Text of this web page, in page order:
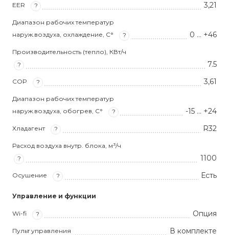
EER ? 3,21
Диапазон рабочих температур
наруж.воздуха, охлаждение, С°
? 0 … +46
Производительность (тепло), КВт/ч
?
7.5
COP ? 3,61
Диапазон рабочих температур
наруж.воздуха, обогрев, С°
? -15 … +24
Хладагент ? R32
Расход воздуха внутр. блока, м³/ч
?
1100
Осушение ? Есть
Управление и функции
Wi-fi ? Опция
Пульт управления В комплекте